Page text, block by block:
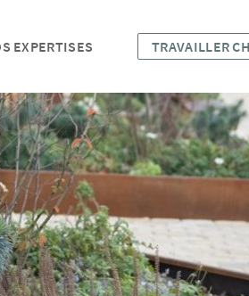
EXPERTISES TRAVAILLER